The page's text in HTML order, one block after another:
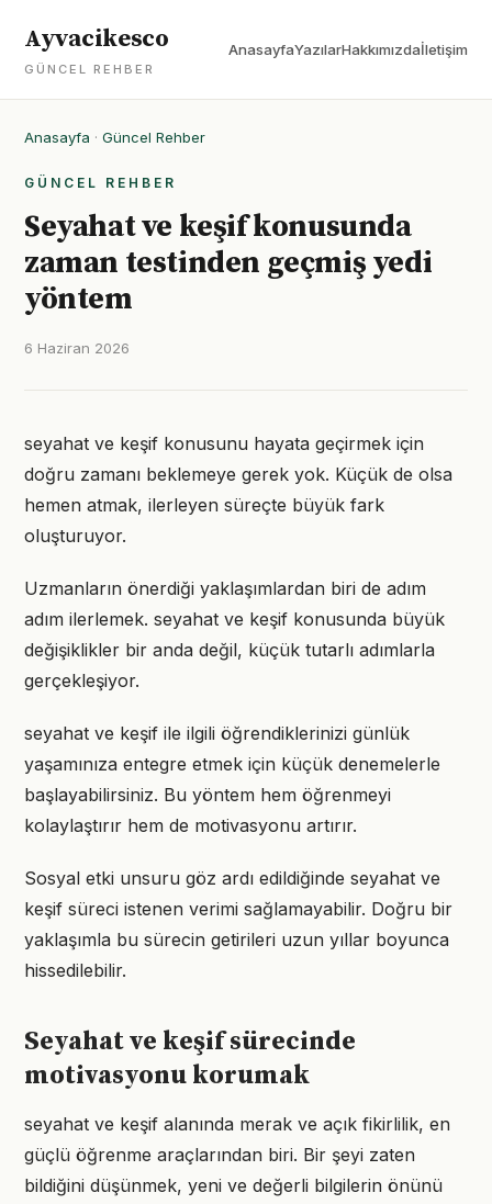
Ayvacikesco
GÜNCEL REHBER
AnasayfaYazılarHakkımızdaİletişim
Anasayfa · Güncel Rehber
GÜNCEL REHBER
Seyahat ve keşif konusunda
zaman testinden geçmiş yedi
yöntem
6 Haziran 2026
seyahat ve keşif konusunu hayata geçirmek için
doğru zamanı beklemeye gerek yok. Küçük de olsa
hemen atmak, ilerleyen süreçte büyük fark
oluşturuyor.
Uzmanların önerdiği yaklaşımlardan biri de adım
adım ilerlemek. seyahat ve keşif konusunda büyük
değişiklikler bir anda değil, küçük tutarlı adımlarla
gerçekleşiyor.
seyahat ve keşif ile ilgili öğrendiklerinizi günlük
yaşamınıza entegre etmek için küçük denemelerle
başlayabilirsiniz. Bu yöntem hem öğrenmeyi
kolaylaştırır hem de motivasyonu artırır.
Sosyal etki unsuru göz ardı edildiğinde seyahat ve
keşif süreci istenen verimi sağlamayabilir. Doğru bir
yaklaşımla bu sürecin getirileri uzun yıllar boyunca
hissedilebilir.
Seyahat ve keşif sürecinde
motivasyonu korumak
seyahat ve keşif alanında merak ve açık fikirlilik, en
güçlü öğrenme araçlarından biri. Bir şeyi zaten
bildiğini düşünmek, yeni ve değerli bilgilerin önünü